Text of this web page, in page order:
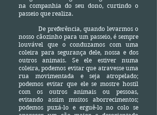
na companhia do seu dono, curtindo o
passeio que realiza.
De preferência, quando levarmos o
nosso cãozinho para um passeio, é sempre
louvável que o conduzamos com uma
coleira para segurança dele, nossa e dos
outros animais. Se ele estiver numa
coleira, podemos evitar que atravesse uma
rua movimentada e seja atropelado;
podemos evitar que ele se mostre hostil
com os outros animais ou pessoas,
evitando assim muitos aborrecimentos;
podemos puxá-lo e erguê-lo no colo se